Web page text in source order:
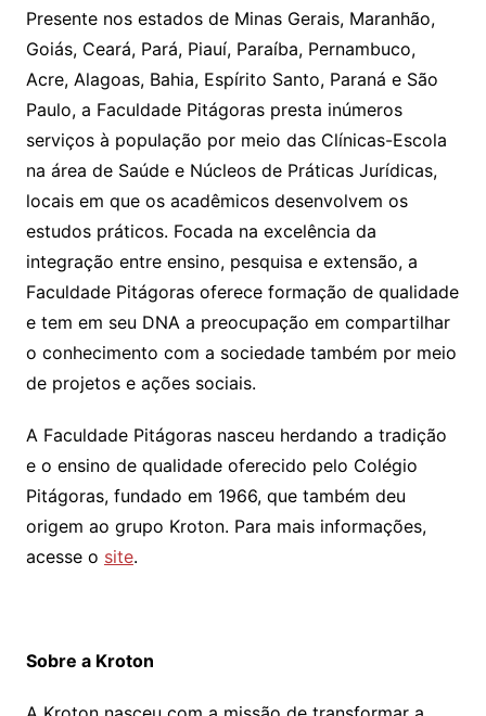
Presente nos estados de Minas Gerais, Maranhão,
Goiás, Ceará, Pará, Piauí, Paraíba, Pernambuco,
Acre, Alagoas, Bahia, Espírito Santo, Paraná e São
Paulo, a Faculdade Pitágoras presta inúmeros
serviços à população por meio das Clínicas-Escola
na área de Saúde e Núcleos de Práticas Jurídicas,
locais em que os acadêmicos desenvolvem os
estudos práticos. Focada na excelência da
integração entre ensino, pesquisa e extensão, a
Faculdade Pitágoras oferece formação de qualidade
e tem em seu DNA a preocupação em compartilhar
o conhecimento com a sociedade também por meio
de projetos e ações sociais.
A Faculdade Pitágoras nasceu herdando a tradição
e o ensino de qualidade oferecido pelo Colégio
Pitágoras, fundado em 1966, que também deu
origem ao grupo Kroton. Para mais informações,
acesse o site.
Sobre a Kroton